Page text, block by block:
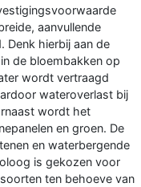
aanvullende
Denk hierbij aan de
de bloembakken op
wordt vertraagd
wateroverlast bij
wordt het
en groen. De
en waterbergende
is gekozen voor
ten behoeve van